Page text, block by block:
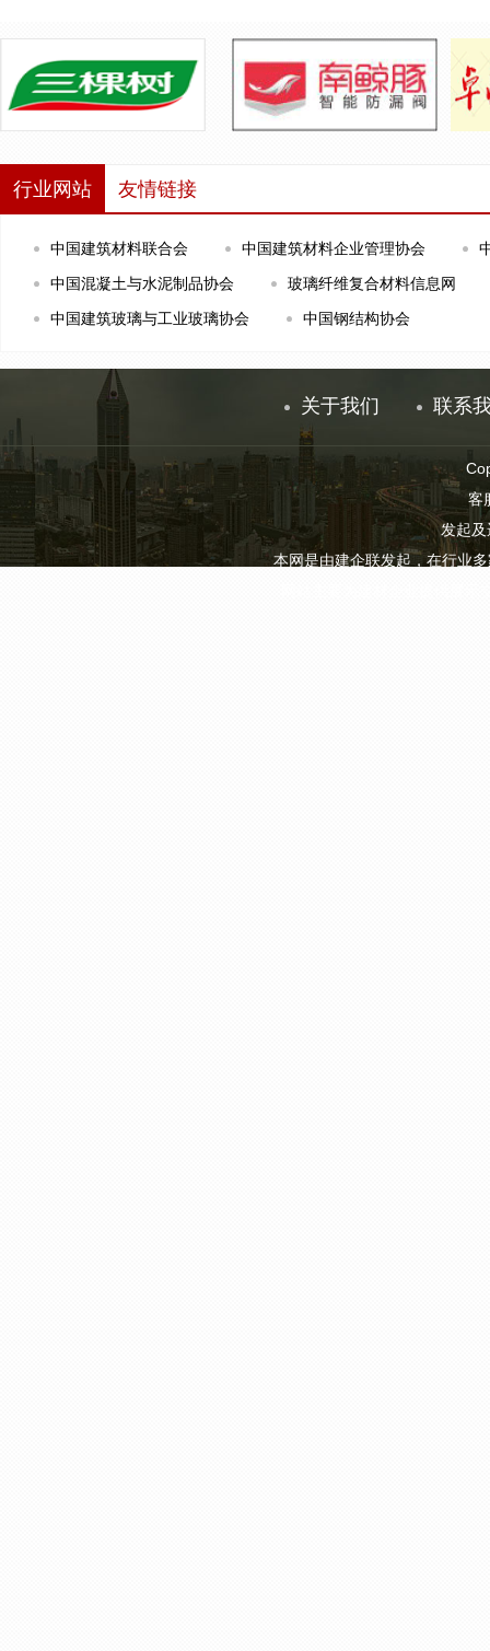
行业网站 友情链接
中国建筑材料联合会 中国建筑材料企业管理协会
中国混凝土与水泥制品协会
玻璃纤维复合材料信息网
中国建筑玻璃与工业玻璃协会
中国钢结构协会
关于我们 联系
客
发起
本网是由建企联发起，在行业